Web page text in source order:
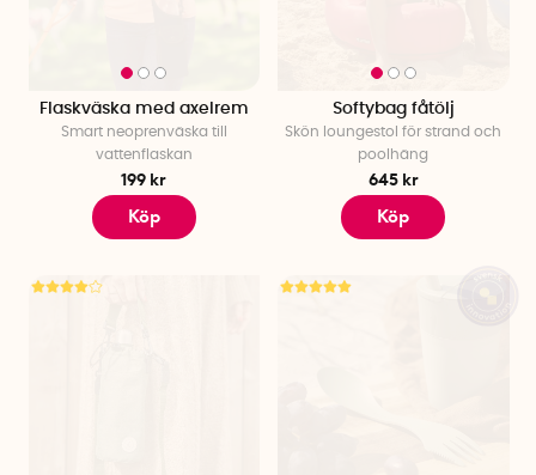
Flaskväska med axelrem
Smart neoprenväska till
vattenflaskan
199 kr
Köp
Softybag fåtölj
Skön loungestol för strand och
poolhäng
645 kr
Köp